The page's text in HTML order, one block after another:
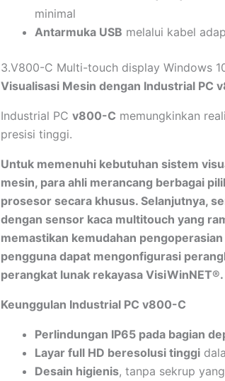
minimal
Antarmuka USB melalui kabel
3.V800-C Multi-touch display Windows
Visualisasi Mesin dengan Industrial PC
Industrial PC v800-C memungkinkan
presisi tinggi.
Untuk memenuhi kebutuhan sistem
mesin, para ahli merancang berbagai
prosesor secara khusus. Selanjutnya,
dengan sensor kaca multitouch yang
memastikan kemudahan
pengguna dapat mengonfigurasi
perangkat lunak rekayasa VisiWinNET®.
Keunggulan Industrial PC v800-C
Perlindungan IP65 pada bagian
Layar full HD beresolusi tinggi
Desain higienis, tanpa sekrup